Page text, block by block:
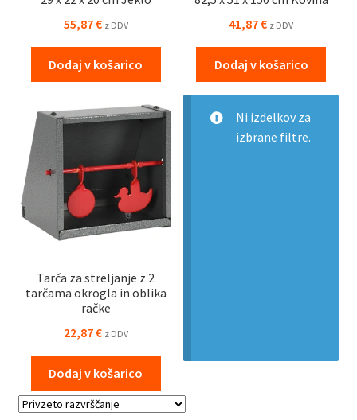
55,87€ z DDV
Dodaj v košarico
41,87€ z DDV
Dodaj v košarico
Tarča za streljanje z 2
tarčama okrogla in oblika
račke
22,87€ z DDV
Dodaj v košarico
Ni izdelkov za
izbrane filtre.